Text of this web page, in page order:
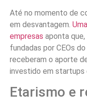
Até no momento de
em desvantagem.
empresas aponta
fundadas por CEOs
receberam o aporte
investido em startups
Etarismo e